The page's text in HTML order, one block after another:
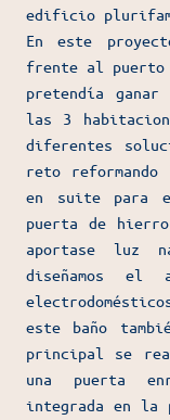
edificio
En este
frente al puerto
pretendía ganar
las 3
diferentes
reto
en suite para
puerta de
aportase luz
diseñamos el
este baño
principal se
una puerta
integrada en la